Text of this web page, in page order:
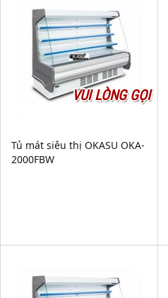
VUI LÒNG GỌI
Tủ mát siêu thị OKASU OKA-
2000FBW